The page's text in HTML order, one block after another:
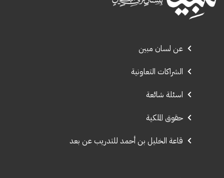
عن لسان مبين
الشراكات التعاونية
اسئلة شائعة
حقوق الملكية
قاعة الخليل بن أحمد للتدريب عن بعد